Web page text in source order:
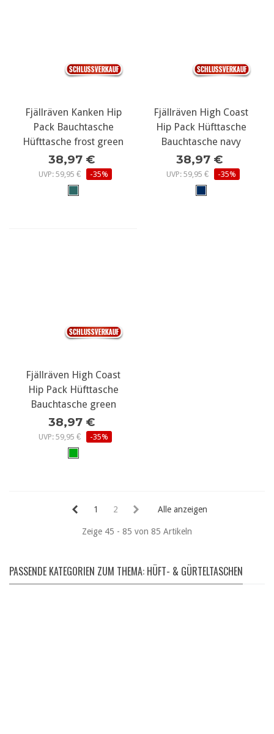
Fjällräven Kanken Hip
Pack Bauchtasche
Hüfttasche frost green
38,97 €
UVP: 59,95 € -35%
Fjällräven High Coast
Hip Pack Hüfttasche
Bauchtasche navy
38,97 €
UVP: 59,95 € -35%
Fjällräven High Coast
Hip Pack Hüfttasche
Bauchtasche green
38,97 €
UVP: 59,95 € -35%
1 2 Alle anzeigen
Zeige 45 - 85 von 85 Artikeln
PASSENDE KATEGORIEN ZUM THEMA: HÜFT- & GÜRTELTASCHEN